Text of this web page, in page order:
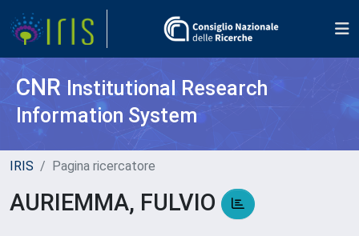
CNR Institutional Research
Information System
IRIS Pagina ricercatore
AURIEMMA, FULVIO